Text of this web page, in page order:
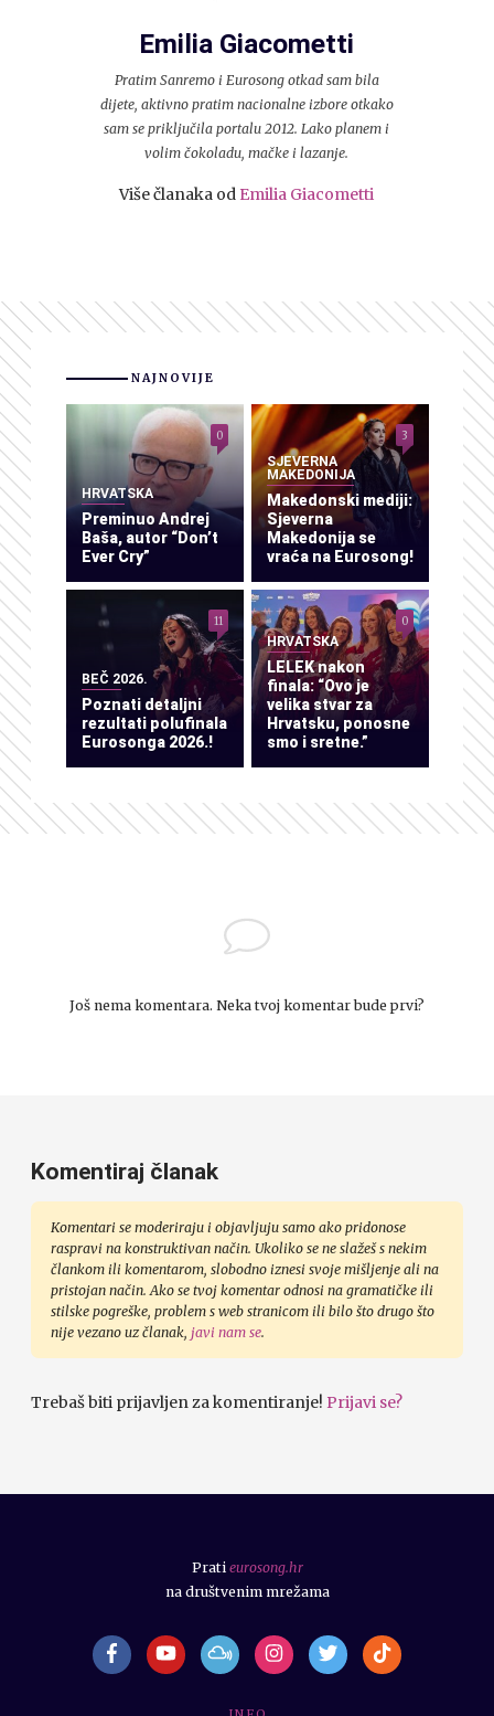
Emilia Giacometti
Pratim Sanremo i Eurosong otkad sam bila
dijete, aktivno pratim nacionalne izbore otkako
sam se priključila portalu 2012. Lako planem i
volim čokoladu, mačke i lazanje.
Više članaka od Emilia Giacometti
NAJNOVIJE
HRVATSKA
Preminuo Andrej
Baša, autor “Don’t
Ever Cry”
0
SJEVERNA
MAKEDONIJA
Makedonski mediji:
Sjeverna
Makedonija se
vraća na Eurosong!
3
BEČ 2026.
Poznati detaljni
rezultati polufinala
Eurosonga 2026.!
11
HRVATSKA
LELEK nakon
finala: “Ovo je
velika stvar za
Hrvatsku, ponosne
smo i sretne.”
0
Još nema komentara. Neka tvoj komentar bude prvi?
Komentiraj članak
Komentari se moderiraju i objavljuju samo ako pridonose
raspravi na konstruktivan način. Ukoliko se ne slažeš s nekim
člankom ili komentarom, slobodno iznesi svoje mišljenje ali na
pristojan način. Ako se tvoj komentar odnosi na gramatičke ili
stilske pogreške, problem s web stranicom ili bilo što drugo što
nije vezano uz članak, javi nam se.
Trebaš biti prijavljen za komentiranje! Prijavi se?
Prati eurosong.hr
na društvenim mrežama